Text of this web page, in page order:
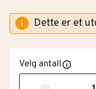
Dette er et
Velg antallGjelder